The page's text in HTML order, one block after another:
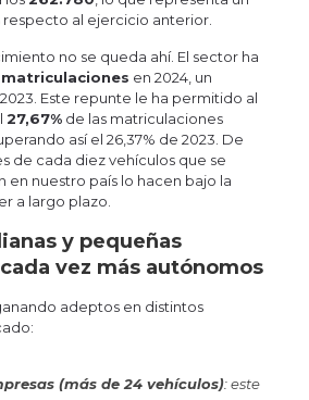
respecto al ejercicio anterior.
no se queda ahí. El sector ha
en 2024, un
Este repunte le ha permitido al
27,67% de las matriculaciones
así el 26,37% de 2023. De
de cada diez vehículos que se
en nuestro país lo hacen bajo la
a largo plazo.
y pequeñas
vez más autónomos
adeptos en distintos
(más de 24 vehículos): este